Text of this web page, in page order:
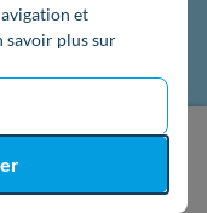
et
savoir plus sur